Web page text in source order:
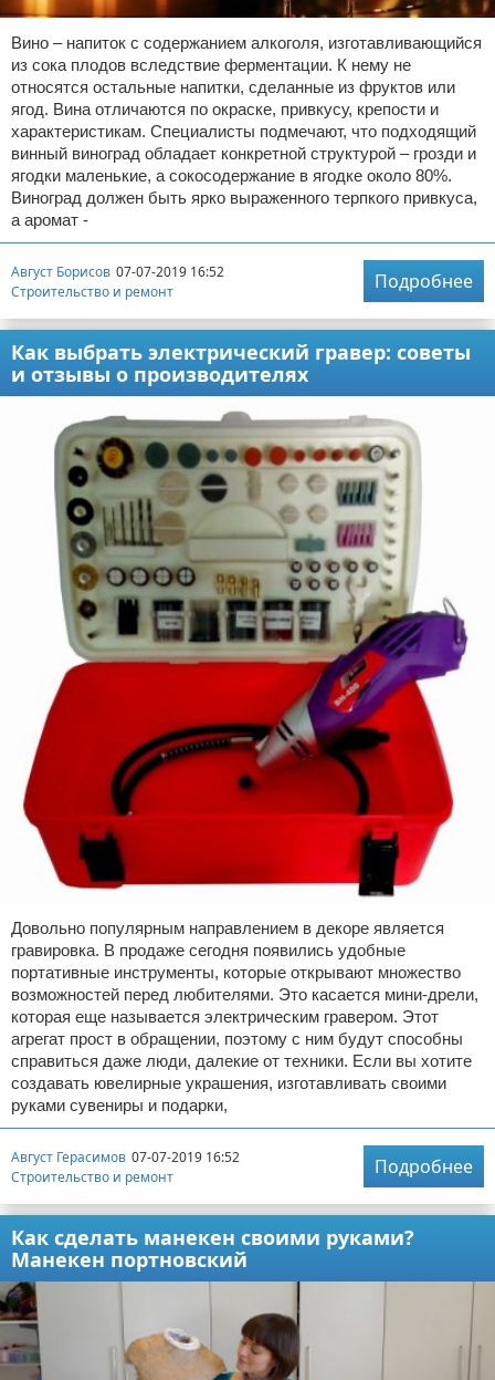
Вино – напиток с содержанием алкоголя, изготавливающийся
из сока плодов вследствие ферментации. К нему не
относятся остальные напитки, сделанные из фруктов или
ягод. Вина отличаются по окраске, привкусу, крепости и
характеристикам. Специалисты подмечают, что подходящий
винный виноград обладает конкретной структурой – грозди и
ягодки маленькие, а сокосодержание в ягодке около 80%.
Виноград должен быть ярко выраженного терпкого привкуса,
а аромат -
Август Борисов 07-07-2019 16:52
Строительство и ремонт
Подробнее
Как выбрать электрический гравер: советы
и отзывы о производителях
Довольно популярным направлением в декоре является
гравировка. В продаже сегодня появились удобные
портативные инструменты, которые открывают множество
возможностей перед любителями. Это касается мини-дрели,
которая еще называется электрическим гравером. Этот
агрегат прост в обращении, поэтому с ним будут способны
справиться даже люди, далекие от техники. Если вы хотите
создавать ювелирные украшения, изготавливать своими
руками сувениры и подарки,
Август Герасимов 07-07-2019 16:52
Строительство и ремонт
Подробнее
Как сделать манекен своими руками?
Манекен портновский